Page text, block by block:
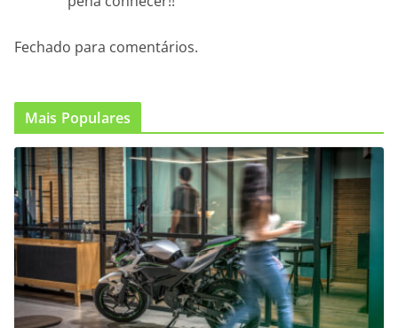
Fechado para comentários.
Mais Populares